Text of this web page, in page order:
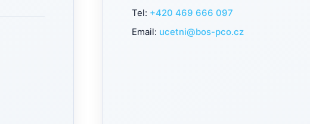
Tel: +420 469 666 097
Email: ucetni@bos-pco.cz